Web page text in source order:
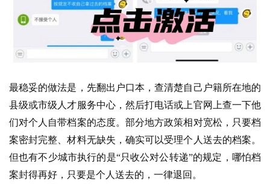
最稳妥的做法是，先翻出户口本，查清楚自己户籍所在地的
县级或市级人才服务中心，然后打电话或上官网上查一下他
们对个人自带档案的态度。部分地方政策相对宽松，只要档
案密封完整、材料无缺失，确实可以受理个人送去的档案。
但也有不少城市执行的是“只收公对公转递”的规定，哪怕档
案封得再好，只要是个人送去的，一律退回。